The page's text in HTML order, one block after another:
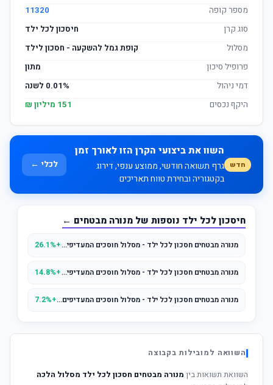
מספר קופה
11320
סוג קרן
חיסכון לכל ילד
מסלול
קופת גמל להשקעה - חסכון לילד
פרופיל סיכון
מתון
דמי ניהול
0.01% לשנה
היקף נכסים
151 מיליון ₪
חדש
השוו את ביצועי הקרן הזו לאורך זמן
גרף תשואה חודשי, ממוצע ענפי, דירוג
בקטגוריה ובחירת טווח תאריכים
לכלי ←
חיסכון לכל ילד נוספות של מנורה מבטחים ←
מנורה מבטחים חסכון לכל ילד - מסלול חוסכים המעדיפים סיכון מוגבר+26.1%
מנורה מבטחים חסכון לכל ילד - מסלול חוסכים המעדיפים סיכון בינוני+14.8%
מנורה מבטחים חסכון לכל ילד - מסלול חוסכים המעדיפים סיכון מועט+7.2%
השוואה למובילות בקבוצה
השוואת תשואות בין מנורה מבטחים חסכון לכל ילד מסלול הלכה